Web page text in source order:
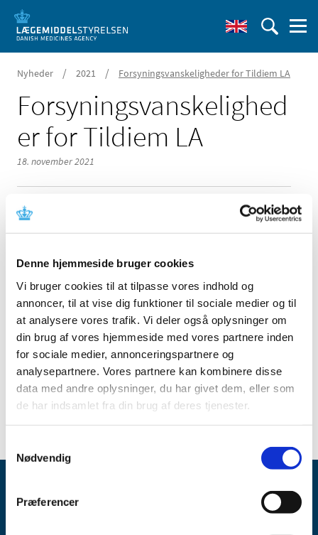
Denne hjemmeside bruger cookies
Vi bruger cookies til at tilpasse vores indhold og
annoncer, til at vise dig funktioner til sociale medier og til
at analysere vores trafik. Vi deler også oplysninger om
din brug af vores hjemmeside med vores partnere inden
for sociale medier, annonceringspartnere og
analysepartnere. Vores partnere kan kombinere disse
data med andre oplysninger, du har givet dem, eller som
de har indsamlet fra din brug af deres tjenester.
Nødvendig
Præferencer
Nyheder / 2021 / Forsyningsvanskeligheder for Tildiem LA
Forsyningsvanskelighed
er for Tildiem LA
18. november 2021
Tildiem LA 200 mg depotkapsler fra 2care4
Tildiem LA 300 mg depotkapsler fra 2care4
Spørgsmål om aktuel status skal stilles til virksomheden.
Se oversigten over aktuelle og kommende
forsyningsvanskeligheder